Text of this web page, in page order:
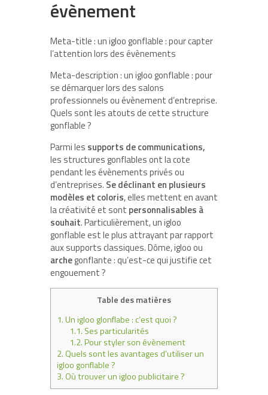
évènement
Meta-title : un igloo gonflable : pour capter
l’attention lors des évènements
Meta-description : un igloo gonflable : pour
se démarquer lors des salons
professionnels ou évènement d’entreprise.
Quels sont les atouts de cette structure
gonflable ?
Parmi les supports de communications,
les structures gonflables ont la cote
pendant les évènements privés ou
d’entreprises. Se déclinant en plusieurs
modèles et coloris, elles mettent en avant
la créativité et sont personnalisables à
souhait. Particulièrement, un igloo
gonflable est le plus attrayant par rapport
aux supports classiques. Dôme, igloo ou
archegonflante : qu’est-ce qui justifie cet
engouement ?
Table des matières
1.Un igloo glonflabe : c’est quoi ?
1.1. Ses particularités
1.2.Pour styler son évènement
2.Quels sont les avantages d’utiliser un
igloo gonflable ?
3.Où trouver un igloo publicitaire ?